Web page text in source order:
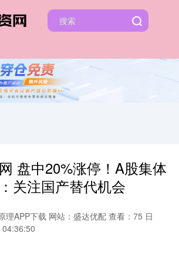
盘中20%涨停！A股集体
关注国产替代机会
理APP下载 网站：盛达优配 查看：75 日